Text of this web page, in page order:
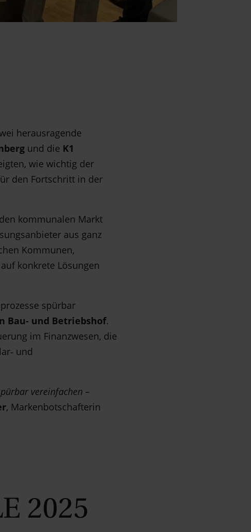
herausragende
und die K1
wie wichtig der
den Fortschritt in der
kommunalen Markt
aus ganz
Kommunen,
konkrete Lösungen
spürbar
Bau‑ und Betriebshof.
im Finanzwesen, die
und
vereinfachen –
, Markenbotschafterin
2025